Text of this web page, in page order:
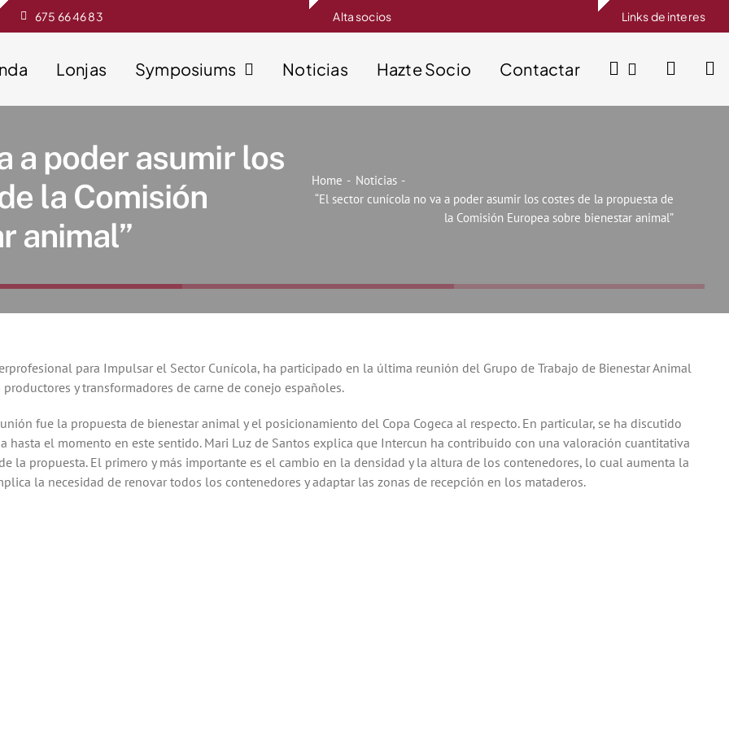
675 66 46 83 Alta socios Links de interes
Lonjas Symposiums Noticias Hazte Socio Contactar
a poder asumir los
la Comisión
animal”
Home
Noticias
“El sector cunícola no va a poder asumir los costes de la propuesta de
la Comisión Europea sobre bienestar animal”
para Impulsar el Sector Cunícola, ha participado en la última reunión del Grupo de Trabajo de Bienestar Animal
y transformadores de carne de conejo españoles.
fue la propuesta de bienestar animal y el posicionamiento del Copa Cogeca al respecto. En particular, se ha discutido
hasta el momento en este sentido. Mari Luz de Santos explica que Intercun ha contribuido con una valoración cuantitativa
la propuesta. El primero y más importante es el cambio en la densidad y la altura de los contenedores, lo cual aumenta la
la necesidad de renovar todos los contenedores y adaptar las zonas de recepción en los mataderos.